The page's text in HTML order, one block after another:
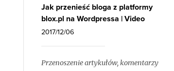
Jak przenieść bloga z platformy
blox.pl na Wordpressa | Video
2017/12/06
Przenoszenie artykułów, komentarzy